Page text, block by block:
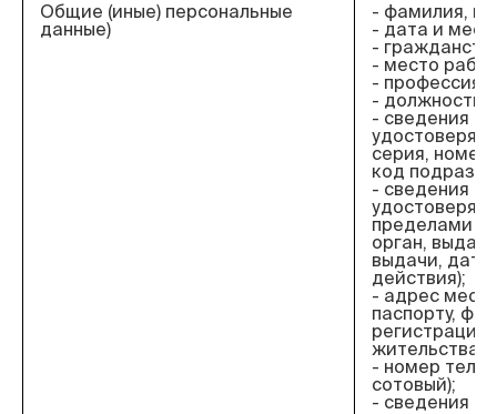
Общие (иные) персональные
данные)
- фамилия,
- дата и
-
- место
- профессия;
- должность;
- сведения о
серия,
код
- сведения о
пределами
орган,
выдачи, дата
действия);
- адрес
паспорту,
регистрации
жительства;
- номер
сотовый);
- сведения о